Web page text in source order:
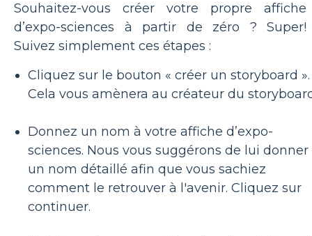
Souhaitez-vous créer votre propre affiche
d’expo-sciences à partir de zéro ? Super!
Suivez simplement ces étapes :
Cliquez sur le bouton « créer un storyboard ».
Cela vous amènera au créateur du
Donnez un nom à votre affiche d’expo-
sciences. Nous vous suggérons de lui donner
un nom détaillé afin que vous sachiez
comment le retrouver à l'avenir. Cliquez sur
continuer.